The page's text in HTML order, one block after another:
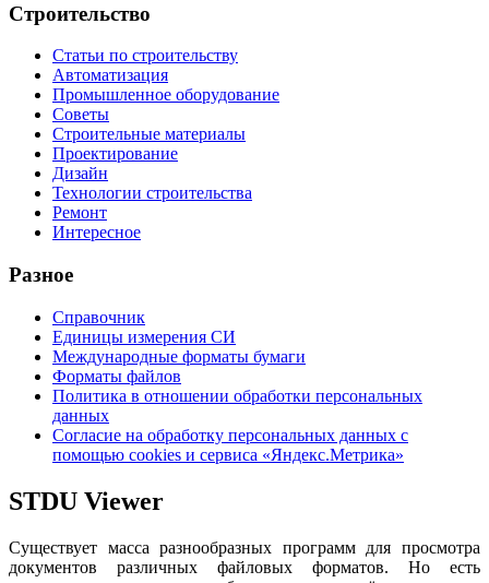
Строительство
Статьи по строительству
Автоматизация
Промышленное оборудование
Советы
Строительные материалы
Проектирование
Дизайн
Технологии строительства
Ремонт
Интересное
Разное
Справочник
Единицы измерения СИ
Международные форматы бумаги
Форматы файлов
Политика в отношении обработки персональных
данных
Согласие на обработку персональных данных с
помощью cookies и сервиса «Яндекс.Метрика»
STDU Viewer
Существует масса разнообразных программ для просмотра
документов различных файловых форматов. Но есть